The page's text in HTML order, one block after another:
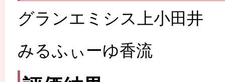
グランエミシス上小田井
みるふぃーゆ香流